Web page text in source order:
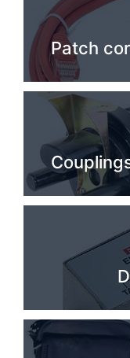
Cooling systems
Server equipment
Video conferencing
Digital Signage
Video surveillance
PC
PC components
Patch